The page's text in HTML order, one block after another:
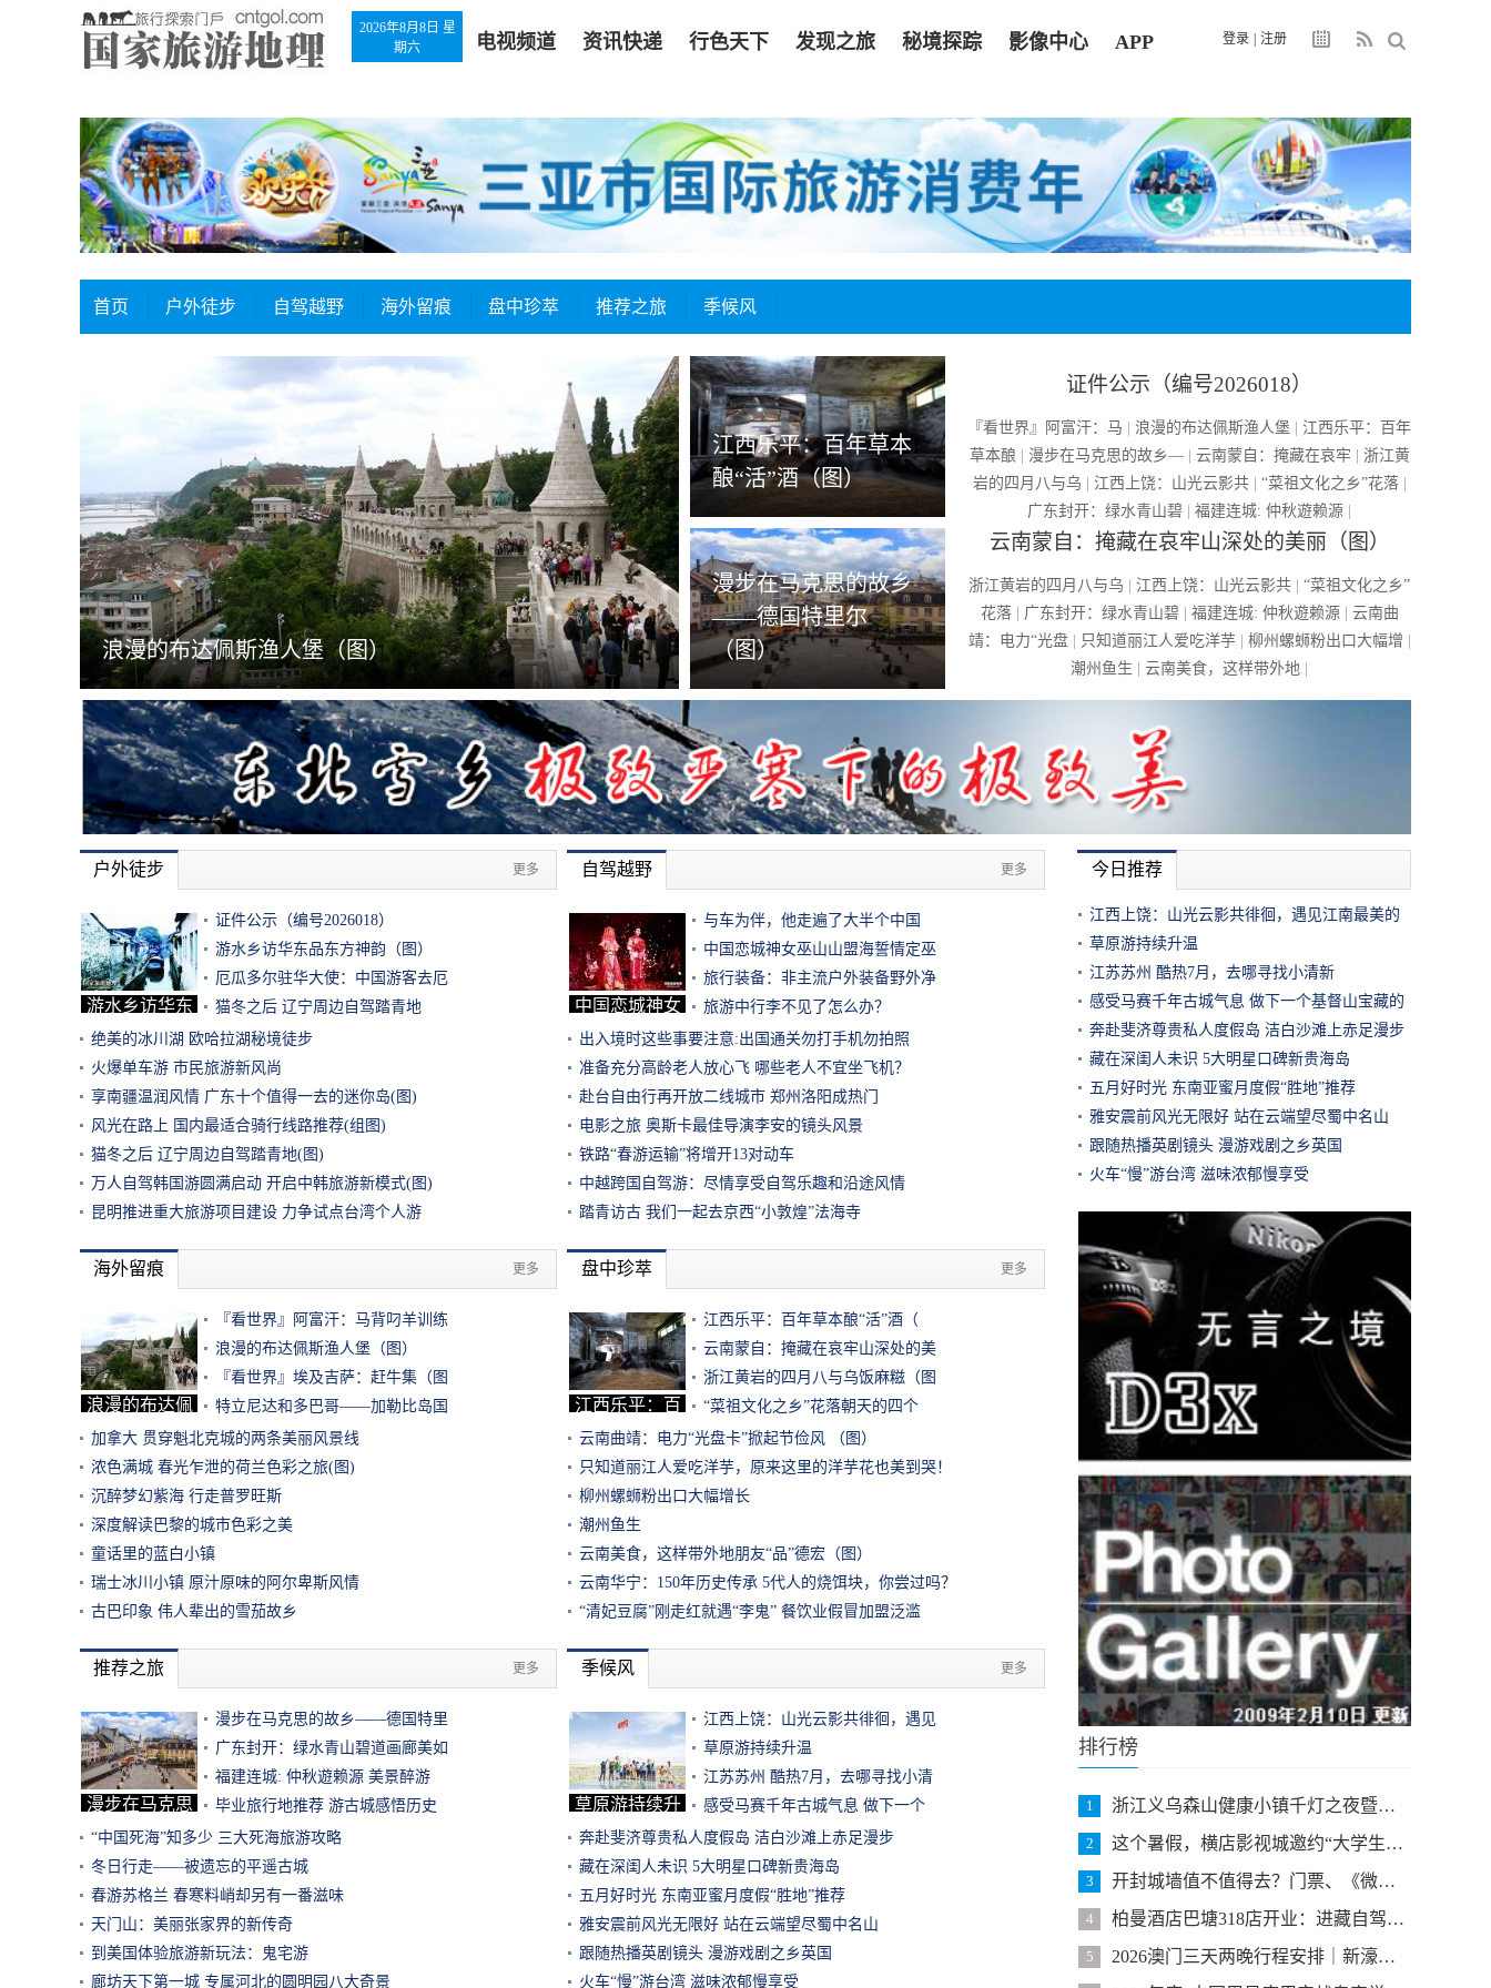
登录 注册
2026年8月8日 星
期六
电视频道 资讯快递 行色天下 发现之旅 秘境探踪 影像中心 APP
首页 户外徒步 自驾越野 海外留痕 盘中珍萃 推荐之旅 季候风
浪漫的布达佩斯渔人堡（图）
江西乐平：百年草本
酿“活”酒（图）
漫步在马克思的故乡
——德国特里尔
（图）
证件公示（编号2026018）
『看世界』阿富汗：马 | 浪漫的布达佩斯渔人堡 | 江西乐平：百年
草本酿 | 漫步在马克思的故乡—| 云南蒙自：掩藏在哀牢 | 浙江黄
岩的四月八与乌 | 江西上饶：山光云影共| “菜祖文化之乡”花落|
广东封开：绿水青山碧 | 福建连城: 仲秋遊赖源 |
云南蒙自：掩藏在哀牢山深处的美丽（图）
浙江黄岩的四月八与乌 | 江西上饶：山光云影共 | “菜祖文化之乡”
花落| 广东封开：绿水青山碧| 福建连城: 仲秋遊赖源| 云南曲
靖：电力“光盘| 只知道丽江人爱吃洋芋| 柳州螺蛳粉出口大幅增 |
潮州鱼生 | 云南美食，这样带外地 |
户外徒步 更多
游水乡访华东
品东
证件公示（编号2026018）
游水乡访华东品东方神韵（图）
厄瓜多尔驻华大使：中国游客去厄
猫冬之后 辽宁周边自驾踏青地
绝美的冰川湖 欧哈拉湖秘境徒步
火爆单车游 市民旅游新风尚
享南疆温润风情 广东十个值得一去的迷你岛(图)
风光在路上 国内最适合骑行线路推荐(组图)
猫冬之后 辽宁周边自驾踏青地(图)
万人自驾韩国游圆满启动 开启中韩旅游新模式(图)
昆明推进重大旅游项目建设 力争试点台湾个人游
自驾越野 更多
中国恋城神女
巫山
与车为伴，他走遍了大半个中国
中国恋城神女巫山山盟海誓情定巫
旅行装备：非主流户外装备野外净
旅游中行李不见了怎么办？
出入境时这些事要注意:出国通关勿打手机勿拍照
准备充分高龄老人放心飞 哪些老人不宜坐飞机？
赴台自由行再开放二线城市 郑州洛阳成热门
电影之旅 奥斯卡最佳导演李安的镜头风景
铁路“春游运输”将增开13对动车
中越跨国自驾游：尽情享受自驾乐趣和沿途风情
踏青访古 我们一起去京西“小敦煌”法海寺
海外留痕 更多
浪漫的布达佩
斯渔
『看世界』阿富汗：马背叼羊训练
浪漫的布达佩斯渔人堡（图）
『看世界』埃及吉萨：赶牛集（图
特立尼达和多巴哥——加勒比岛国
加拿大 贯穿魁北克城的两条美丽风景线
浓色满城 春光乍泄的荷兰色彩之旅(图)
沉醉梦幻紫海 行走普罗旺斯
深度解读巴黎的城市色彩之美
童话里的蓝白小镇
瑞士冰川小镇 原汁原味的阿尔卑斯风情
古巴印象 伟人辈出的雪茄故乡
盘中珍萃 更多
江西乐平：百
年草
江西乐平：百年草本酿“活”酒（
云南蒙自：掩藏在哀牢山深处的美
浙江黄岩的四月八与乌饭麻糍（图
“菜祖文化之乡”花落朝天的四个
云南曲靖：电力“光盘卡”掀起节俭风 （图）
只知道丽江人爱吃洋芋，原来这里的洋芋花也美到哭！
柳州螺蛳粉出口大幅增长
潮州鱼生
云南美食，这样带外地朋友“品”德宏（图）
云南华宁：150年历史传承 5代人的烧饵块，你尝过吗？
“清妃豆腐”刚走红就遇“李鬼” 餐饮业假冒加盟泛滥
推荐之旅 更多
漫步在马克思
的故
漫步在马克思的故乡——德国特里
广东封开：绿水青山碧道画廊美如
福建连城: 仲秋遊赖源 美景醉游
毕业旅行地推荐 游古城感悟历史
“中国死海”知多少 三大死海旅游攻略
冬日行走——被遗忘的平遥古城
春游苏格兰 春寒料峭却另有一番滋味
天门山：美丽张家界的新传奇
到美国体验旅游新玩法：鬼宅游
廊坊天下第一城 专属河北的圆明园八大奇景
季候风 更多
草原游持续升
温
江西上饶：山光云影共徘徊，遇见
草原游持续升温
江苏苏州 酷热7月，去哪寻找小清
感受马赛千年古城气息 做下一个
奔赴斐济尊贵私人度假岛 洁白沙滩上赤足漫步
藏在深闺人未识 5大明星口碑新贵海岛
五月好时光 东南亚蜜月度假“胜地”推荐
雅安震前风光无限好 站在云端望尽蜀中名山
跟随热播英剧镜头 漫游戏剧之乡英国
火车“慢”游台湾 滋味浓郁慢享受
今日推荐
江西上饶：山光云影共徘徊，遇见江南最美的
灵石梯田（图）
草原游持续升温
江苏苏州 酷热7月，去哪寻找小清新
感受马赛千年古城气息 做下一个基督山宝藏的
探寻者
奔赴斐济尊贵私人度假岛 洁白沙滩上赤足漫步
藏在深闺人未识 5大明星口碑新贵海岛
五月好时光 东南亚蜜月度假“胜地”推荐
雅安震前风光无限好 站在云端望尽蜀中名山
跟随热播英剧镜头 漫游戏剧之乡英国
火车“慢”游台湾 滋味浓郁慢享受
排行榜
1 浙江义乌森山健康小镇千灯之夜暨民族风情泼水节震撼开幕！
2 这个暑假，横店影视城邀约“大学生免费游” 给你全域沉浸式昼夜
3 开封城墙值不值得去？门票、《微梦大梁门》、亮点全解析
4 柏曼酒店巴塘318店开业：进藏自驾新驿站
5 2026澳门三天两晚行程安排｜新濠度假村指南